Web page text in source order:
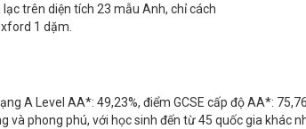
trên diện tích 23 mẫu Anh, chỉ cách
1 dặm.
A Level AA*: 49,23%, điểm GCSE cấp độ AA*:
và phong phú, với học sinh đến từ 45 quốc gia khác